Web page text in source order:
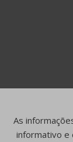
As
informativo e